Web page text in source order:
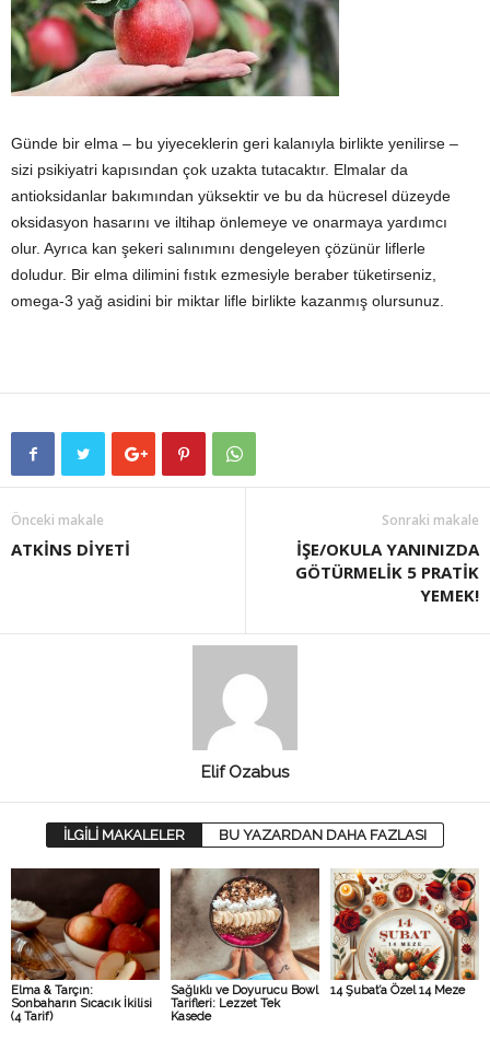
Günde bir elma – bu yiyeceklerin geri kalanıyla birlikte yenilirse –
sizi psikiyatri kapısından çok uzakta tutacaktır. Elmalar da
antioksidanlar bakımından yüksektir ve bu da hücresel düzeyde
oksidasyon hasarını ve iltihap önlemeye ve onarmaya yardımcı
olur. Ayrıca kan şekeri salınımını dengeleyen çözünür liflerle
doludur. Bir elma dilimini fıstık ezmesiyle beraber tüketirseniz,
omega-3 yağ asidini bir miktar lifle birlikte kazanmış olursunuz.
Önceki makale
ATKİNS DİYETİ
Sonraki makale
İŞE/OKULA YANINIZDA
GÖTÜRMELİK 5 PRATİK
YEMEK!
Elif Ozabus
İLGİLİ MAKALELER BU YAZARDAN DAHA FAZLASI
Elma & Tarçın:
Sonbaharın Sıcacık İkilisi
(4 Tarif)
Sağlıklı ve Doyurucu Bowl
Tarifleri: Lezzet Tek
Kasede
14 Şubat’a Özel 14 Meze